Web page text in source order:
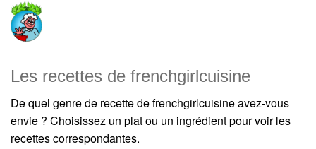
Les recettes de frenchgirlcuisine
De quel genre de recette de frenchgirlcuisine avez-vous
envie ? Choisissez un plat ou un ingrédient pour voir les
recettes correspondantes.